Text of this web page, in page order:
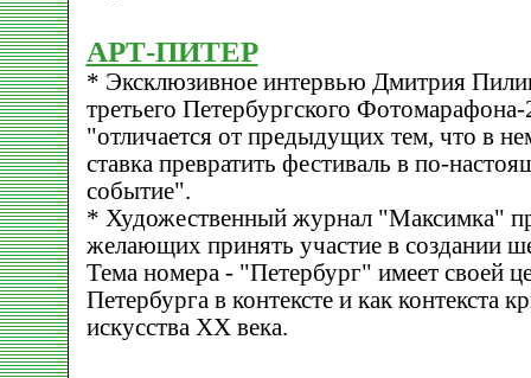
АРТ-ПИТЕР
* Эксклюзивное интервью Дмитрия
третьего Петербургского
"отличается от предыдущих тем, что в
ставка превратить фестиваль в по-
событие".
* Художественный журнал "Максимка"
желающих принять участие в создании
Тема номера - "Петербург" имеет своей
Петербурга в контексте и как контекста
искусства ХХ века.